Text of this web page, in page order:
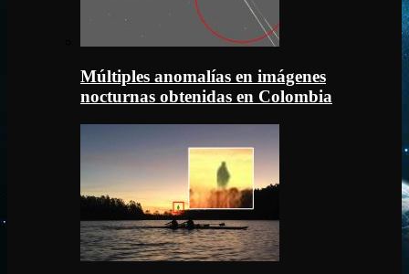
Múltiples anomalías en imágenes
nocturnas obtenidas en Colombia